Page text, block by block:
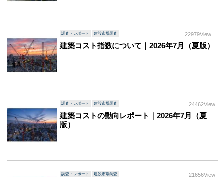
調査・レポート 建設市場調査 22979View
建築コスト指数について｜2026年7月（夏版）
調査・レポート 建設市場調査 24462View
建築コストの動向レポート｜2026年7月（夏
版）
調査・レポート 建設市場調査 21656View